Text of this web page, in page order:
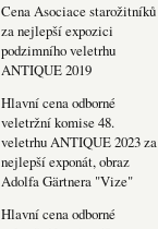
Cena Asociace starožitníků
za nejlepší expozici
podzimního veletrhu
ANTIQUE 2019
Hlavní cena odborné
veletržní komise 48.
veletrhu ANTIQUE 2023 za
nejlepší exponát, obraz
Adolfa Gärtnera "Vize"
Hlavní cena odborné